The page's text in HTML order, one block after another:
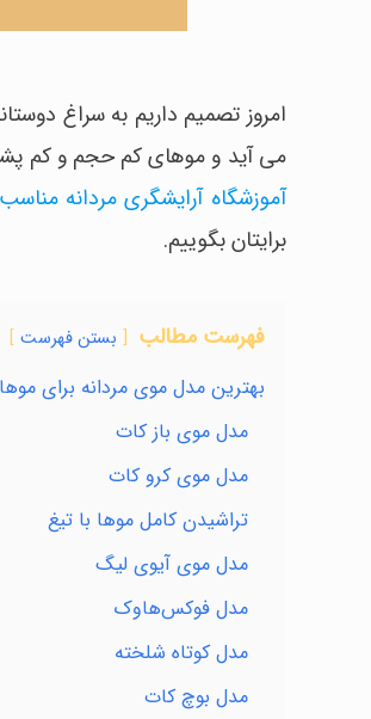
امروز تصمیم داریم به سراغ
می آید و موهای کم حجم و کم
آموزشگاه آرایشگری مردانه
برایتان بگوییم.
فهرست مطالب بستن فهرست
بهترین مدل موی مردانه برای
مدل موی باز کات
مدل موی کرو کات
تراشیدن کامل موها با تیغ
مدل موی آیوی لیگ
مدل فوکس‌هاوک
مدل کوتاه شلخته
مدل بوچ کات